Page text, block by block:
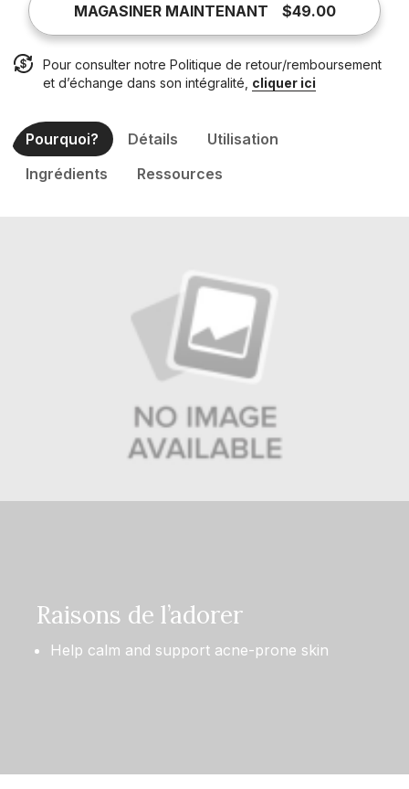
MAGASINER MAINTENANT $49.00
Pour consulter notre Politique de retour/remboursement
et d’échange dans son intégralité, cliquer ici
Pourquoi? Détails
Utilisation
Ingrédients
Ressources
Raisons de l’adorer
Help calm and support acne-prone skin